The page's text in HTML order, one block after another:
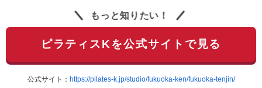
もっと知りたい！
ピラティスKを公式サイトで見る
公式サイト： https://pilates-k.jp/studio/fukuoka-ken/fukuoka-tenjin/